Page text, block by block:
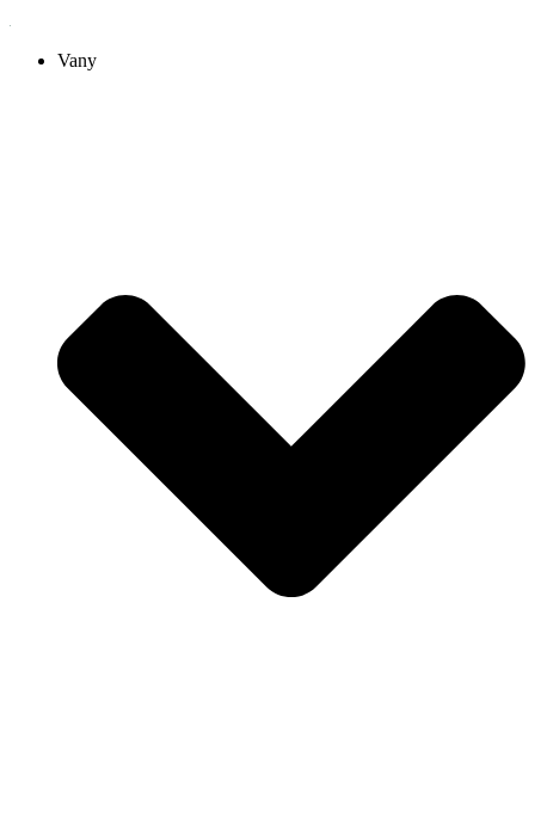
obsah
Vany